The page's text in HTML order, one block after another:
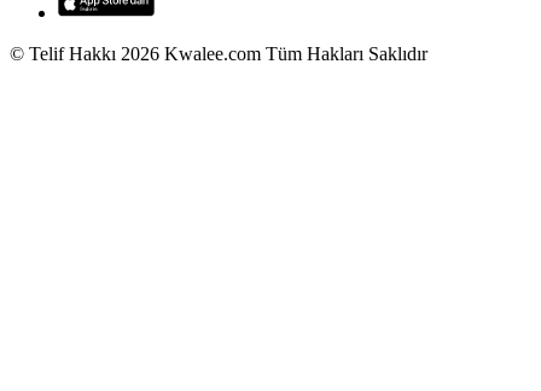
© Telif Hakkı 2026 Kwalee.com Tüm Hakları Saklıdır